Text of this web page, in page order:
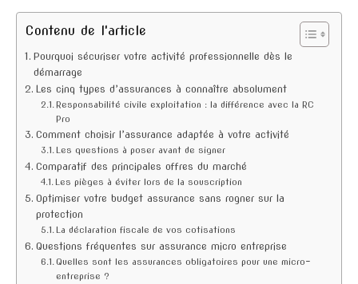
Contenu de l'article
Pourquoi sécuriser votre activité professionnelle dès le
démarrage
Les cinq types d’assurances à connaître absolument
Responsabilité civile exploitation : la différence avec la RC
Pro
Comment choisir l’assurance adaptée à votre activité
Les questions à poser avant de signer
Comparatif des principales offres du marché
Les pièges à éviter lors de la souscription
Optimiser votre budget assurance sans rogner sur la
protection
La déclaration fiscale de vos cotisations
Questions fréquentes sur assurance micro entreprise
Quelles sont les assurances obligatoires pour une micro-
entreprise ?